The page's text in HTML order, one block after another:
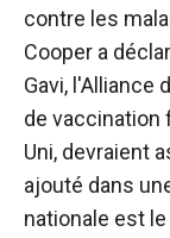
contre les
Cooper a
Gavi, l'Alliance
de vaccination
Uni, devraient
ajouté dans
nationale est